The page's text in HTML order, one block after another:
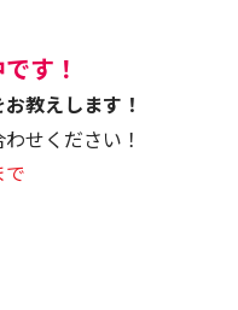
す！
お教えします！
せください！